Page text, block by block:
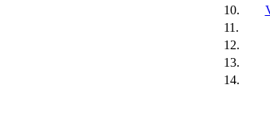
10.
11.
12.
13.
14.